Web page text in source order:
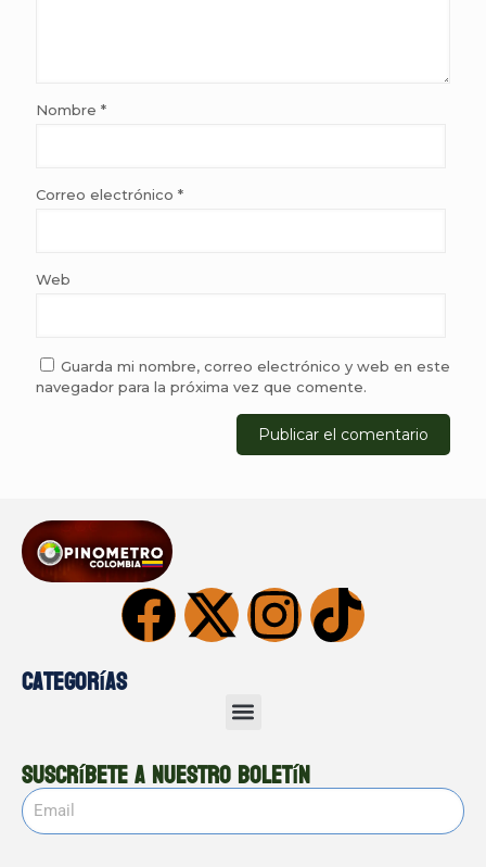
Nombre *
Correo electrónico *
Web
Guarda mi nombre, correo electrónico y web en este
navegador para la próxima vez que comente.
Categorías
Suscríbete a nuestro boletín